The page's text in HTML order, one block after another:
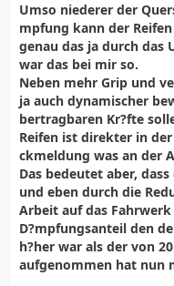
Umso niederer der
mpfung kann der
genau das ja durch das
war das bei mir so.
Neben mehr Grip und
ja auch dynamischer
bertragbaren Kr?fte
Reifen ist direkter in
ckmeldung was an der
Das bedeutet aber,
und eben durch die
Arbeit auf das
D?mpfungsanteil den
h?her war als der von
aufgenommen hat nun